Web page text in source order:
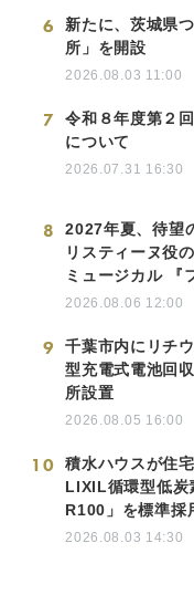
6
新たに、茨城県
所」を開設
2026.08.03 11:00
7
令和８年度第２
について
2026.07.31 16:30
8
2027年夏、待望
リスティーヌ役
ミュージカル 『
2026.08.06 12:00
9
千葉市内にリチ
型充電式電池回
所設置
2026.08.05 16:00
10
積水ハウスが住
LIXIL循環型低
R100」を標準採
2026.08.03 14:30